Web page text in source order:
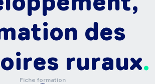
des
ruraux
Fiche formation